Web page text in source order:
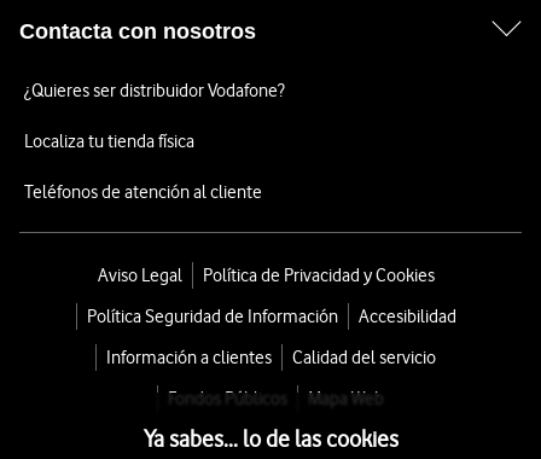
Contacta con nosotros
¿Quieres ser distribuidor Vodafone?
Localiza tu tienda física
Teléfonos de atención al cliente
Aviso Legal
Política de Privacidad y Cookies
Política Seguridad de Información
Accesibilidad
Información a clientes
Calidad del servicio
Fondos Públicos
Mapa Web
Ya sabes... lo de las cookies